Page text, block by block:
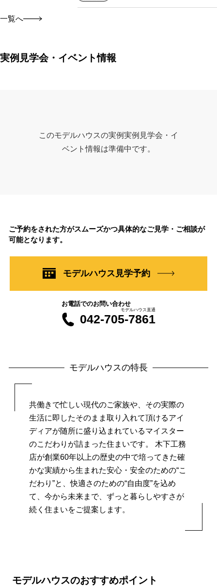
一覧へ
実例見学会・イベント情報
このモデルハウスの実例実例見学会・イ
ベント情報は準備中です。
ご予約をされた方がスムーズかつ具体的なご見学・ご相談が
可能となります。
モデルハウス見学予約
お電話でのお問い合わせ
042-705-7861
モデルハウス直通
モデルハウスの特長
共働きで忙しい現代のご家族や、その実際の
生活に即したそのまま取り入れて頂けるアイ
ディアが随所に盛り込まれているマイスター
のこだわりが詰まった住まいです。
木下工務
店が創業60年以上の歴史の中で培ってきた確
かな実績から生まれた安心・安全のための“こ
だわり”と、快適さのための“自由度”を込め
て、 今から未来まで、ずっと暮らしやすさが
続く住まいをご提案します。
モデルハウスのおすすめポイント